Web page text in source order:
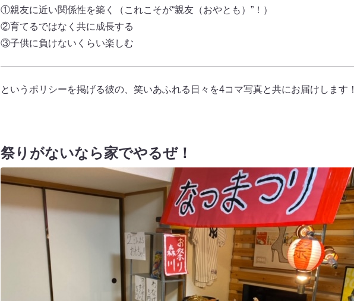
①親友に近い関係性を築く（これこそが“親友（おやとも）”！）
②育てるではなく共に成長する
③子供に負けないくらい楽しむ
というポリシーを掲げる彼の、笑いあふれる日々を4コマ写真と共にお届けします！
祭りがないなら家でやるぜ！